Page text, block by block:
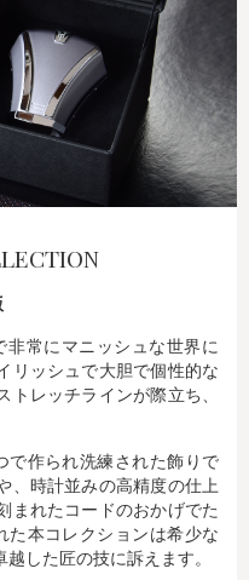
非常にマニッシュな世界に
リッシュで大胆で個性的な
レッチラインが際立ち、
で作られ洗練された飾りで
、時計並みの高精度の仕上
まれたコードのおかげでた
た本コレクションは希少な
した匠の技に訴えます。